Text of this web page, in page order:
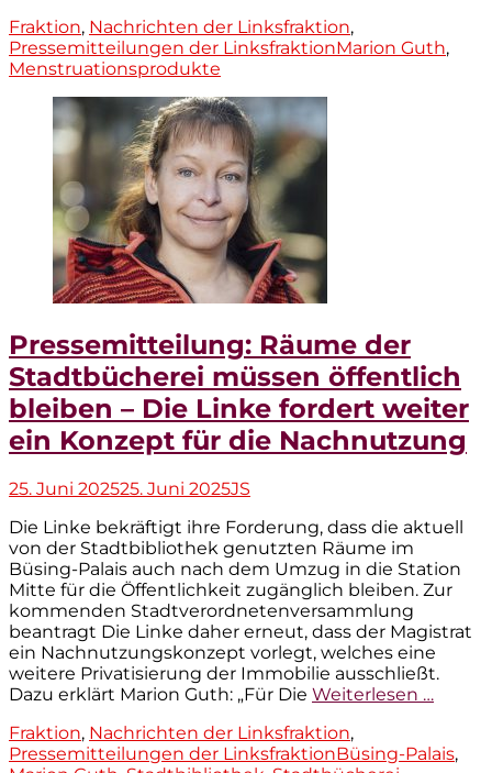
Kategorien
Fraktion, Nachrichten der Linksfraktion,
Pressemitteilungen der LinksfraktionTags
Marion Guth,
Menstruationsprodukte
Pressemitteilung: Räume der
Stadtbücherei müssen öffentlich
bleiben – Die Linke fordert weiter
ein Konzept für die Nachnutzung
Veröffentlicht
25. Juni 202525. Juni 2025Autor
JS
Die Linke bekräftigt ihre Forderung, dass die aktuell
von der Stadtbibliothek genutzten Räume im
Büsing-Palais auch nach dem Umzug in die Station
Mitte für die Öffentlichkeit zugänglich bleiben. Zur
kommenden Stadtverordnetenversammlung
beantragt Die Linke daher erneut, dass der Magistrat
ein Nachnutzungskonzept vorlegt, welches eine
weitere Privatisierung der Immobilie ausschließt.
Dazu erklärt Marion Guth: „Für Die Weiterlesen …
Kategorien
Fraktion, Nachrichten der Linksfraktion,
Pressemitteilungen der LinksfraktionTags
Büsing-Palais,